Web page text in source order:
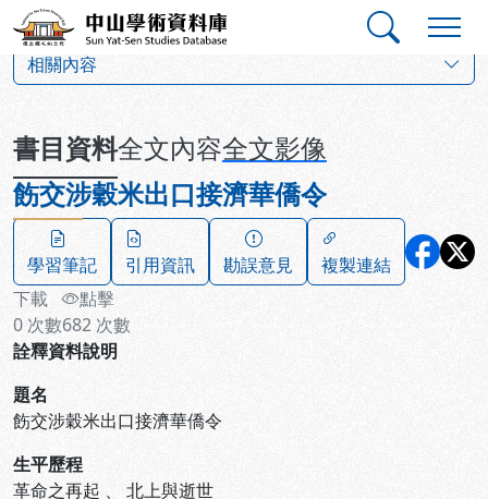
跳到主要內容
中山學術資料庫
相關內容
書目資料全文內容全文影像
飭交涉穀米出口接濟華僑令
學習筆記 引用資訊 勘誤意見
複製連結
下載
0 次數
點擊
682 次數
詮釋資料說明
題名
飭交涉穀米出口接濟華僑令
生平歷程
革命之再起 、 北上與逝世